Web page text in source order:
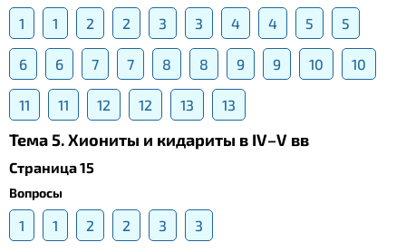
1 1 2 2 3 3 4 4 5 5
6 6 7 7 8 8 9 9 10 10
11 11 12 12 13 13
Тема 5. Хиониты и кидариты в IV–V вв
Страница 15
Вопросы
1 1 2 2 3 3